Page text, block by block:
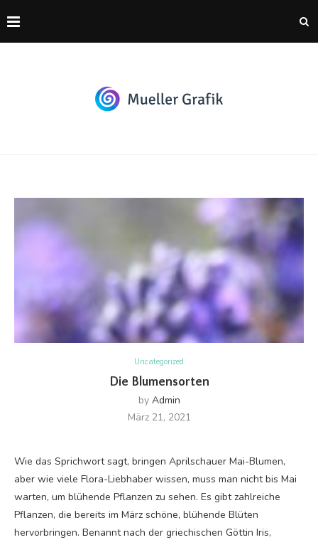
Uncategorized
Die Blumensorten
by Admin
März 21, 2021
Wie das Sprichwort sagt, bringen Aprilschauer Mai-Blumen,
aber wie viele Flora-Liebhaber wissen, muss man nicht bis Mai
warten, um blühende Pflanzen zu sehen. Es gibt zahlreiche
Pflanzen, die bereits im März schöne, blühende Blüten
hervorbringen. Benannt nach der griechischen Göttin Iris,